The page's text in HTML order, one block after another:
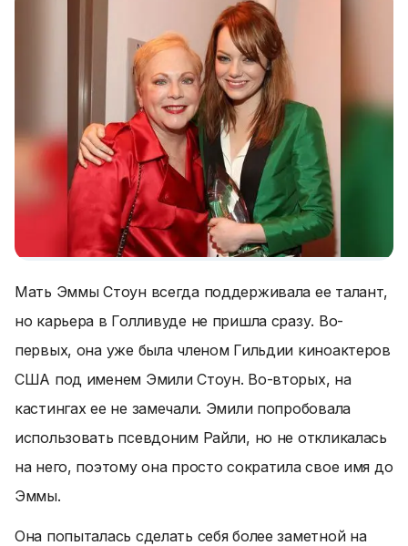
Мать Эммы Стоун всегда поддерживала ее талант,
но карьера в Голливуде не пришла сразу. Во-
первых, она уже была членом Гильдии киноактеров
США под именем Эмили Стоун. Во-вторых, на
кастингах ее не замечали. Эмили попробовала
использовать псевдоним Райли, но не откликалась
на него, поэтому она просто сократила свое имя до
Эммы.
Она попыталась сделать себя более заметной на